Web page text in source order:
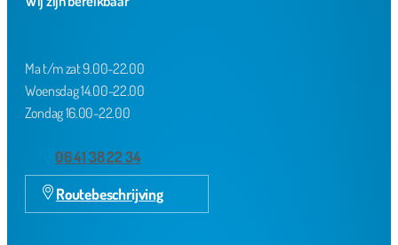
Ma t/m zat 9.00-22.00
Woensdag 14.00-22.00
Zondag 16.00-22.00
06 41 38 22 34
Routebeschrijving